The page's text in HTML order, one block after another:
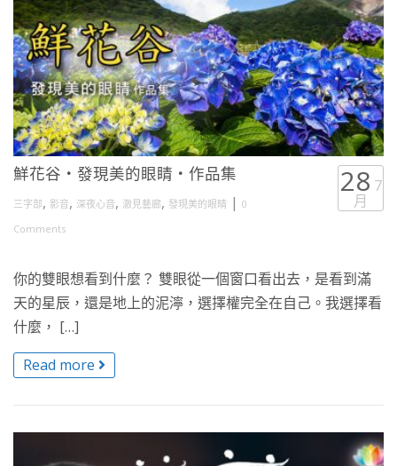
鮮花谷・發現美的眼睛・作品集
三字部, 影音, 深夜心音, 澈見藝廊, 發現美的眼睛 | 0
Comments
28 7
月
你的雙眼想看到什麼？ 雙眼從一個窗口看出去，是看到滿
天的星辰，還是地上的泥濘，選擇權完全在自己。我選擇看
什麼， […]
Read more